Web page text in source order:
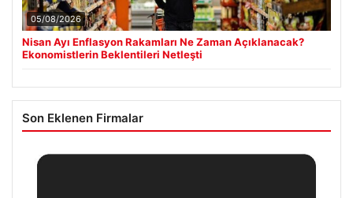
05/08/2026
Nisan Ayı Enflasyon Rakamları Ne Zaman Açıklanacak?
Ekonomistlerin Beklentileri Netleşti
Son Eklenen Firmalar